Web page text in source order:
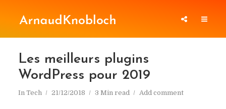
Les meilleurs plugins
WordPress pour 2019
In Tech 21/12/2018 3 Min read Add comment